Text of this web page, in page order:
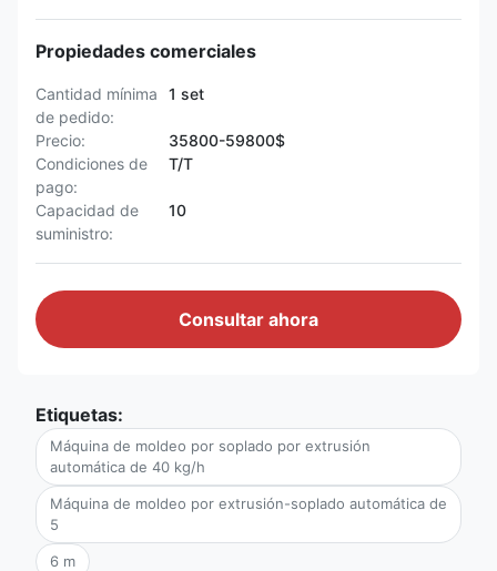
Propiedades comerciales
Cantidad mínima
de pedido:
1 set
Precio:
35800-59800$
Condiciones de
pago:
T/T
Capacidad de
suministro:
10
Consultar ahora
Etiquetas:
Máquina de moldeo por soplado por extrusión
automática de 40 kg/h
Máquina de moldeo por extrusión-soplado automática de
5
6 m